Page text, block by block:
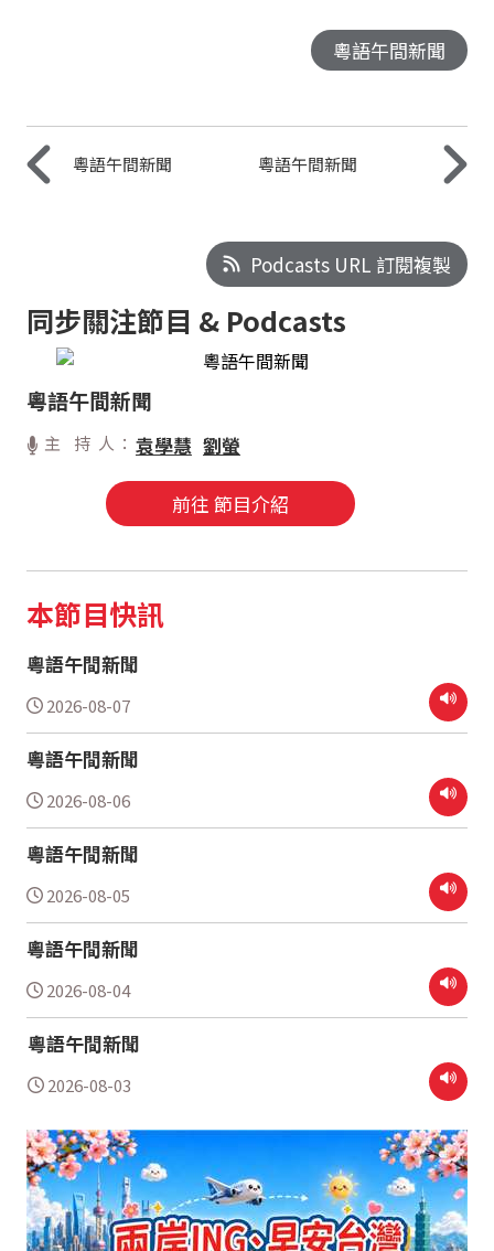
粵語午間新聞
粵語午間新聞 粵語午間新聞
Podcasts URL 訂閱複製
同步關注節目 & Podcasts
粵語午間新聞
主 持 人： 袁學慧 劉螢
前往 節目介紹
本節目快訊
粵語午間新聞
2026-08-07
粵語午間新聞
2026-08-06
粵語午間新聞
2026-08-05
粵語午間新聞
2026-08-04
粵語午間新聞
2026-08-03